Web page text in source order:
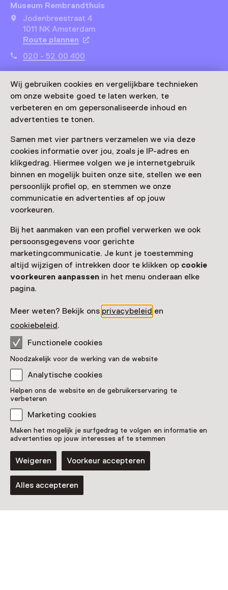
Wij gebruiken cookies en vergelijkbare technieken
om onze website goed te laten werken, te
verbeteren en om gepersonaliseerde inhoud en
advertenties te tonen.
Samen met vier partners verzamelen we via deze
cookies informatie over jou, zoals je IP-adres en
klikgedrag. Hiermee volgen we je internetgebruik
binnen en mogelijk buiten onze site, stellen we een
persoonlijk profiel op, en stemmen we onze
communicatie en advertenties af op jouw
voorkeuren.
Bij het aanmaken van een profiel verwerken we ook
persoonsgegevens voor gerichte
marketingcommunicatie. Je kunt je toestemming
altijd wijzigen of intrekken door te klikken op cookie
voorkeuren aanpassen in het menu onderaan elke
pagina.
Meer weten? Bekijk ons privacybeleid en
cookiebeleid.
Functionele cookies
Noodzakelijk voor de werking van de website
Analytische cookies
Helpen ons de website en de gebruikerservaring te
verbeteren
Marketing cookies
Maken het mogelijk je surfgedrag te volgen en informatie en
advertenties op jouw interesses af te stemmen
Weigeren Voorkeur accepteren
Alles accepteren
Museum Rembrandthuis
Jodenbreestraat 4
1011 NK Amsterdam
Route plannen Opent in een nieuw tabblad
020 - 52 00 400
Meer openingstijden
Zien & doen in Museum
Rembrandthuis
Audiotour
Ga op avontuur met Rembrandts
hondje Kwast
Voor 5 t/m 12 jaar
Workshop
Dagelijkse ets- en
verfdemonstraties
Voor 0 t/m 18 jaar en volwassenen